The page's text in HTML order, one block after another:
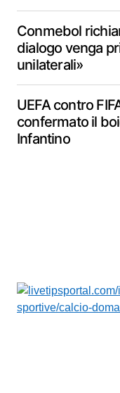
Conmebol
dialogo venga
unilaterali»
UEFA contro
confermato il
Infantino